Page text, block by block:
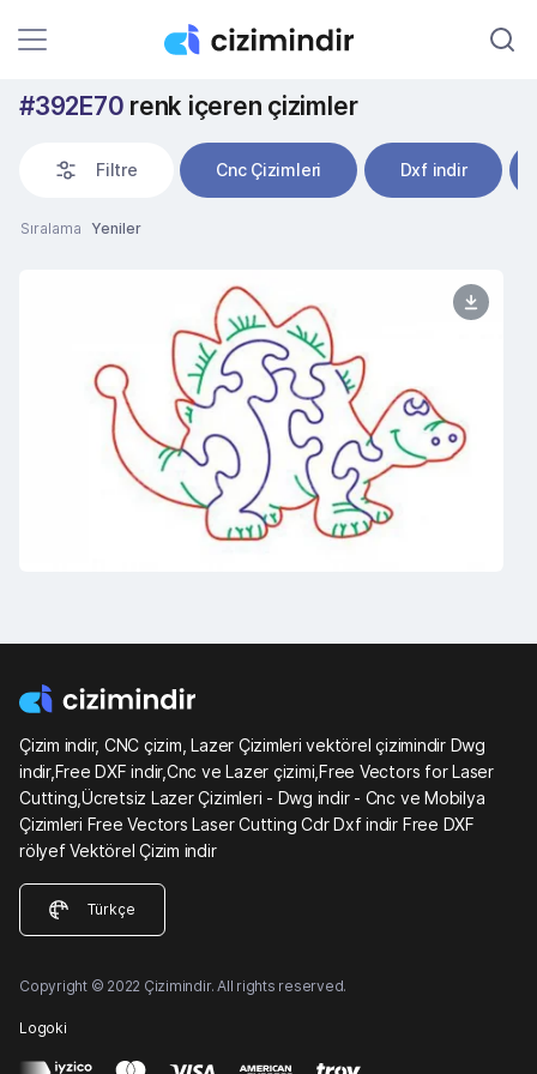
#392E70 renk içeren çizimler
Filtre Cnc Çizimleri Dxf indir
Sıralama Yeniler
Çizim indir, CNC çizim, Lazer Çizimleri vektörel çizimindir Dwg
indir,Free DXF indir,Cnc ve Lazer çizimi,Free Vectors for Laser
Cutting,Ücretsiz Lazer Çizimleri - Dwg indir - Cnc ve Mobilya
Çizimleri Free Vectors Laser Cutting Cdr Dxf indir Free DXF
rölyef Vektörel Çizim indir
Türkçe
Copyright © 2022 Çizimindir. All rights reserved.
Logoki